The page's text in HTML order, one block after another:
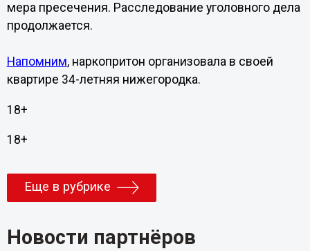
мера пресечения. Расследование уголовного дела
продолжается.
Напомним, наркопритон организовала в своей
квартире 34-летняя нижегородка.
18+
18+
Еще в рубрике
Новости партнёров